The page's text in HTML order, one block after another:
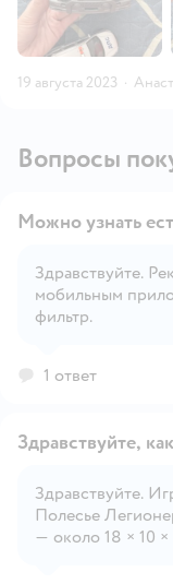
19 августа 2023 ·
Вопросы
Можно узнать
Здравствуйте.
мобильным
фильтр.
1 ответ
Здравствуйте,
Здравствуйте.
Полесье
— около 18 × 10 ×